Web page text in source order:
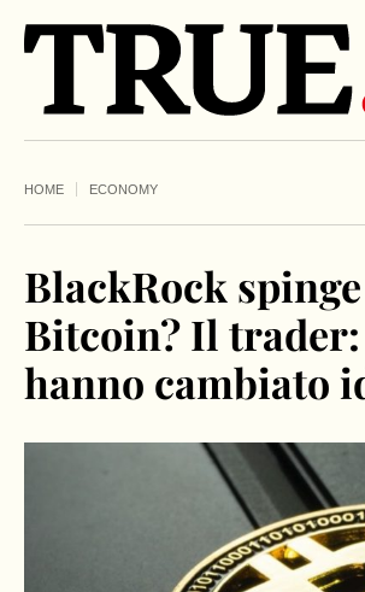
HOME ECONOMY
BlackRock
Bitcoin? Il
hanno cambiato